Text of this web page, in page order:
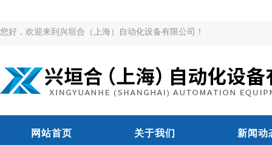
您好，欢迎来到兴垣合（上海）自动化设备有限公司！
网站首页 关于我们 新闻动